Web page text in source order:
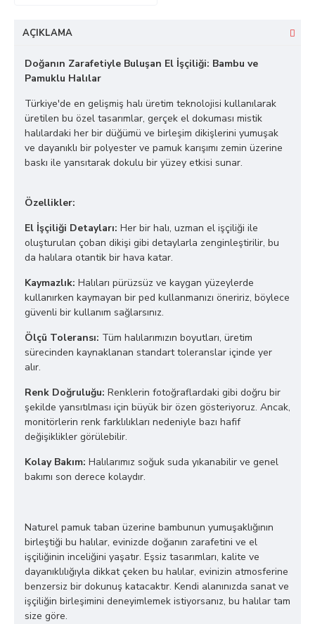
AÇIKLAMA
Doğanın Zarafetiyle Buluşan El İşçiliği: Bambu ve
Pamuklu Halılar
Türkiye'de en gelişmiş halı üretim teknolojisi kullanılarak
üretilen bu özel tasarımlar, gerçek el dokuması mistik
halılardaki her bir düğümü ve birleşim dikişlerini yumuşak
ve dayanıklı bir polyester ve pamuk karışımı zemin üzerine
baskı ile yansıtarak dokulu bir yüzey etkisi sunar.
Özellikler:
El İşçiliği Detayları: Her bir halı, uzman el işçiliği ile
oluşturulan çoban dikişi gibi detaylarla zenginleştirilir, bu
da halılara otantik bir hava katar.
Kaymazlık: Halıları pürüzsüz ve kaygan yüzeylerde
kullanırken kaymayan bir ped kullanmanızı öneririz, böylece
güvenli bir kullanım sağlarsınız.
Ölçü Toleransı: Tüm halılarımızın boyutları, üretim
sürecinden kaynaklanan standart toleranslar içinde yer
alır.
Renk Doğruluğu: Renklerin fotoğraflardaki gibi doğru bir
şekilde yansıtılması için büyük bir özen gösteriyoruz. Ancak,
monitörlerin renk farklılıkları nedeniyle bazı hafif
değişiklikler görülebilir.
Kolay Bakım: Halılarımız soğuk suda yıkanabilir ve genel
bakımı son derece kolaydır.
Naturel pamuk taban üzerine bambunun yumuşaklığının
birleştiği bu halılar, evinizde doğanın zarafetini ve el
işçiliğinin inceliğini yaşatır. Eşsiz tasarımları, kalite ve
dayanıklılığıyla dikkat çeken bu halılar, evinizin atmosferine
benzersiz bir dokunuş katacaktır. Kendi alanınızda sanat ve
işçiliğin birleşimini deneyimlemek istiyorsanız, bu halılar tam
size göre.